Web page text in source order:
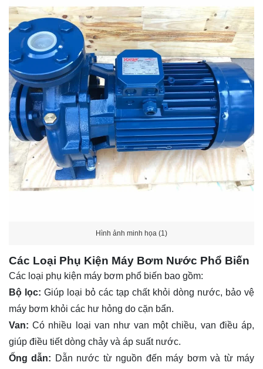
Hình ảnh minh họa (1)
Các Loại Phụ Kiện Máy Bơm Nước Phổ Biến
Các loại phụ kiện máy bơm phổ biến bao gồm:
Bộ lọc: Giúp loại bỏ các tạp chất khỏi dòng nước, bảo vệ
máy bơm khỏi các hư hỏng do cặn bẩn.
Van: Có nhiều loại van như van một chiều, van điều áp,
giúp điều tiết dòng chảy và áp suất nước.
Ống dẫn: Dẫn nước từ nguồn đến máy bơm và từ máy